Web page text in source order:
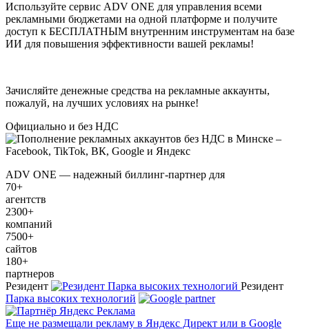
Используйте сервис ADV ONE для управления всеми
рекламными бюджетами на одной платформе и получите
доступ к БЕСПЛАТНЫМ внутренним инструментам на базе
ИИ для повышения эффективности вашей рекламы!
Зачисляйте денежные средства на рекламные аккаунты,
пожалуй, на лучших условиях на рынке!
Официально и без НДС
ADV ONE — надежный биллинг-партнер для
70+
агентств
2300+
компаний
7500+
сайтов
180+
партнеров
Резидент
Резидент
Парка высоких технологий
Еще не размещали рекламу в Яндекс Директ или в Google